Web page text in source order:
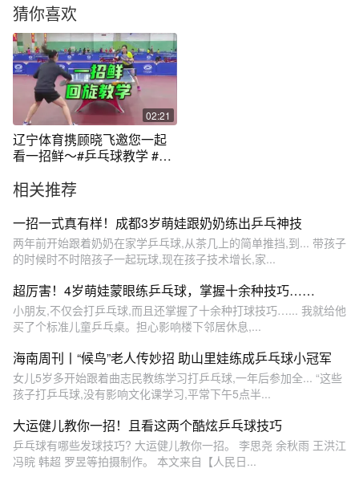
猜你喜欢
02:21
辽宁体育携顾晓飞邀您一起
看一招鲜～#乒乓球教学 #顾
相关推荐
一招一式真有样！成都3岁萌娃跟奶奶练出乒乓神技
两年前开始跟着奶奶在家学乒乓球,从茶几上的简单推挡,到... 带孩子
的时候时不时陪孩子一起玩球,现在孩子技术增长,家...
超厉害！4岁萌娃蒙眼练乒乓球，掌握十余种技巧……
小朋友,不仅会打乒乓球,而且还掌握了十余种打球技巧…... 我就给他
买了个标准儿童乒乓桌。担心影响楼下邻居休息,...
海南周刊丨“候鸟”老人传妙招 助山里娃练成乒乓球小冠军
女儿5岁多开始跟着曲志民教练学习打乒乓球,一年后参加全... “这些
孩子打乒乓球,没有影响文化课学习,平常下午5点半...
大运健儿教你一招！且看这两个酷炫乒乓球技巧
乒乓球有哪些发球技巧? 大运健儿教你一招。 李思尧 余秋雨 王洪江
冯睆 韩超 罗昱等拍摄制作。 本文来自【人民日...